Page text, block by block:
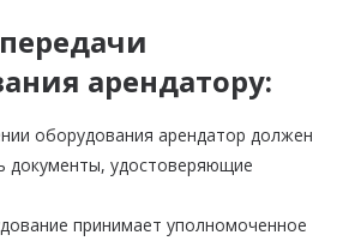
арендатору:
оборудования арендатор должен
документы, удостоверяющие
принимает уполномоченное